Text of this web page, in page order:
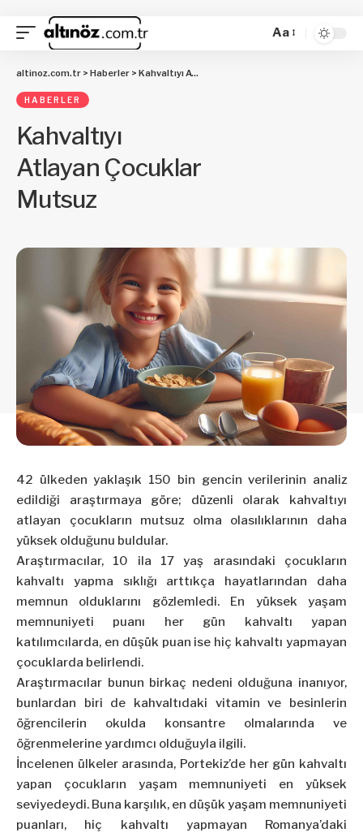
Aa
altinoz.com.tr > Haberler > Kahvaltıyı Atlayan Çocuklar Mutsuz
HABERLER
Kahvaltıyı
Atlayan Çocuklar
Mutsuz
42 ülkeden yaklaşık 150 bin gencin verilerinin analiz
edildiği araştırmaya göre; düzenli olarak kahvaltıyı
atlayan çocukların mutsuz olma olasılıklarının daha
yüksek olduğunu buldular.
Araştırmacılar, 10 ila 17 yaş arasındaki çocukların
kahvaltı yapma sıklığı arttıkça hayatlarından daha
memnun olduklarını gözlemledi. En yüksek yaşam
memnuniyeti puanı her gün kahvaltı yapan
katılımcılarda, en düşük puan ise hiç kahvaltı yapmayan
çocuklarda belirlendi.
Araştırmacılar bunun birkaç nedeni olduğuna inanıyor,
bunlardan biri de kahvaltıdaki vitamin ve besinlerin
öğrencilerin okulda konsantre olmalarında ve
öğrenmelerine yardımcı olduğuyla ilgili.
İncelenen ülkeler arasında, Portekiz’de her gün kahvaltı
yapan çocukların yaşam memnuniyeti en yüksek
seviyedeydi. Buna karşılık, en düşük yaşam memnuniyeti
puanları, hiç kahvaltı yapmayan Romanya’daki